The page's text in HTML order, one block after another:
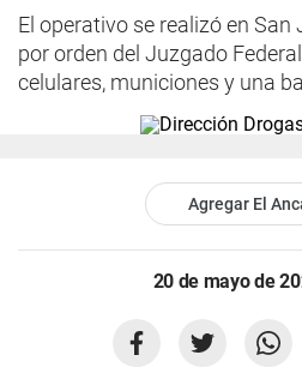
El operativo se realizó en San
por orden del Juzgado
celulares, municiones y una
Agregar El
20 de mayo de